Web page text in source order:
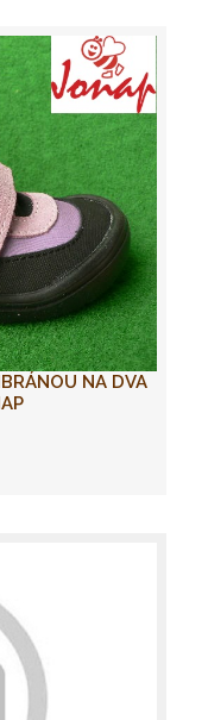
NA DVA